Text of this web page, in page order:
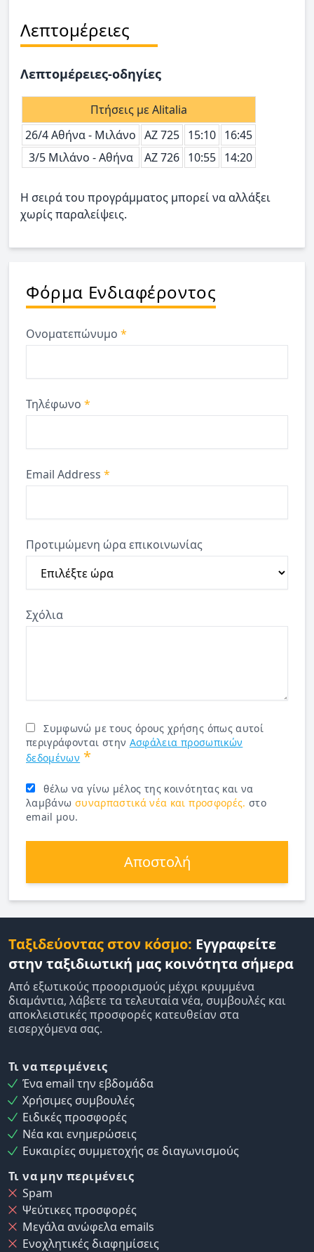
Λεπτομέρειες
Λεπτομέρειες-οδηγίες
Πτήσεις με Alitalia
26/4 Αθήνα - Μιλάνο ΑΖ 725 15:10 16:45
3/5 Μιλάνο - Αθήνα
ΑΖ 726 10:55 14:20
Η σειρά του προγράμματος μπορεί να αλλάξει
χωρίς παραλείψεις.
Φόρμα Ενδιαφέροντος
Ονοματεπώνυμο *
Τηλέφωνο *
Email Address *
Προτιμώμενη ώρα επικοινωνίας
Σχόλια
Συμφωνώ με τους όρους χρήσης όπως αυτοί
περιγράφονται στην Ασφάλεια προσωπικών
δεδομένων *
θέλω να γίνω μέλος της κοινότητας και να
λαμβάνω συναρπαστικά νέα και προσφορές. στο
email μου.
Αποστολή
Ταξιδεύοντας στον κόσμο: Εγγραφείτε
στην ταξιδιωτική μας κοινότητα σήμερα
Από εξωτικούς προορισμούς μέχρι κρυμμένα
διαμάντια, λάβετε τα τελευταία νέα, συμβουλές και
αποκλειστικές προσφορές κατευθείαν στα
εισερχόμενα σας.
Τι να περιμένεις
Ένα email την εβδομάδα
Χρήσιμες συμβουλές
Ειδικές προσφορές
Νέα και ενημερώσεις
Ευκαιρίες συμμετοχής σε διαγωνισμούς
Τι να μην περιμένεις
Spam
Ψεύτικες προσφορές
Μεγάλα ανώφελα emails
Ενοχλητικές διαφημίσεις